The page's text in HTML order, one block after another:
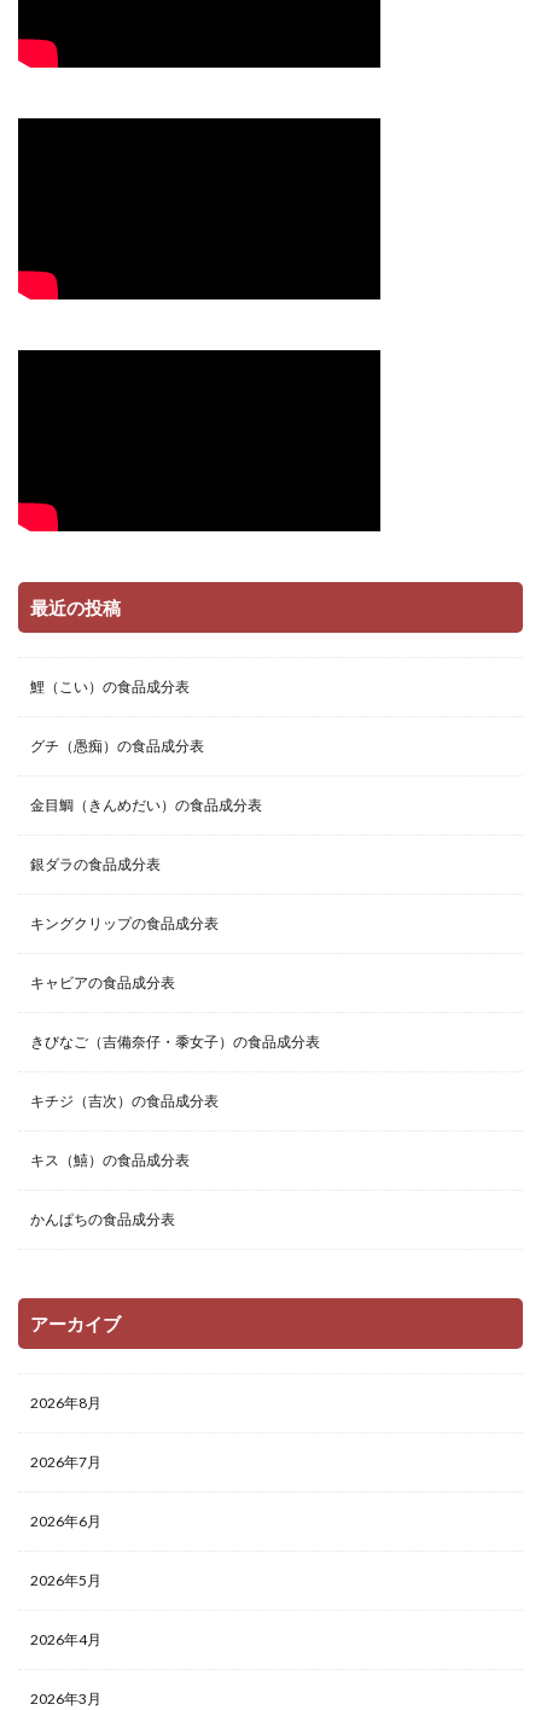
最近の投稿
鯉（こい）の食品成分表
グチ（愚痴）の食品成分表
金目鯛（きんめだい）の食品成分表
銀ダラの食品成分表
キングクリップの食品成分表
キャビアの食品成分表
きびなご（吉備奈仔・黍女子）の食品成分表
キチジ（吉次）の食品成分表
キス（鱚）の食品成分表
かんぱちの食品成分表
アーカイブ
2026年8月
2026年7月
2026年6月
2026年5月
2026年4月
2026年3月